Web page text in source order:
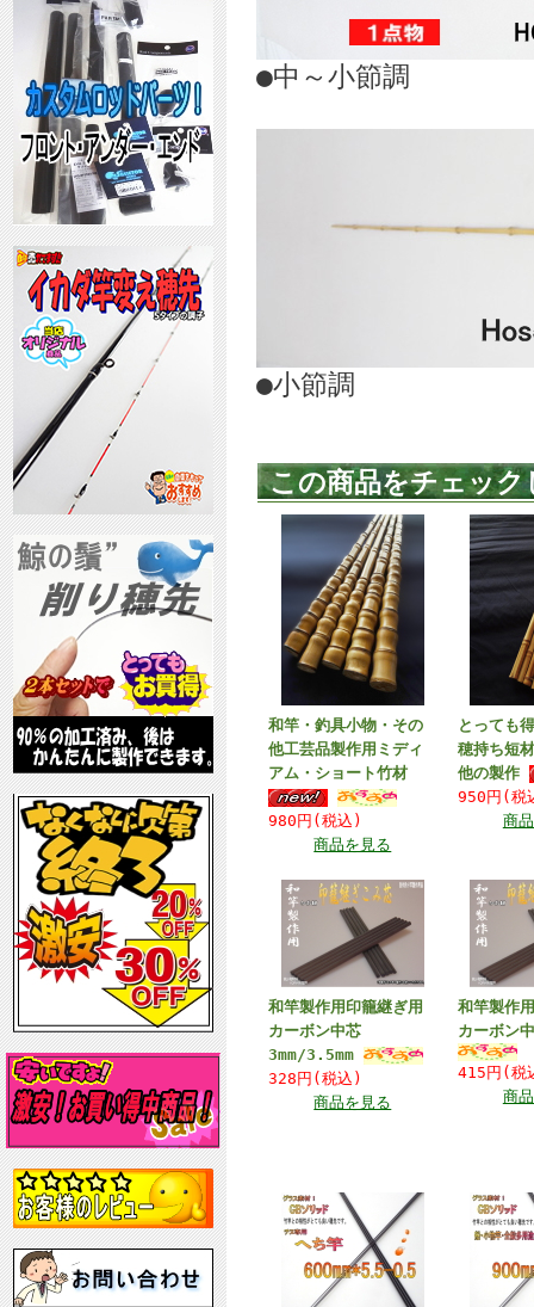
●中～小節調
●小節調
この商品をチェッ
和竿・釣具小物・その
他工芸品製作用ミディ
アム・ショート竹材
980円(税込)
商品を見る
とっても
穂持ち短
他の製作
950円(税
商
和竿製作用印籠継ぎ用
カーボン中芯
3mm/3.5mm
328円(税込)
商品を見る
和竿製作
カーボン
415円(
商